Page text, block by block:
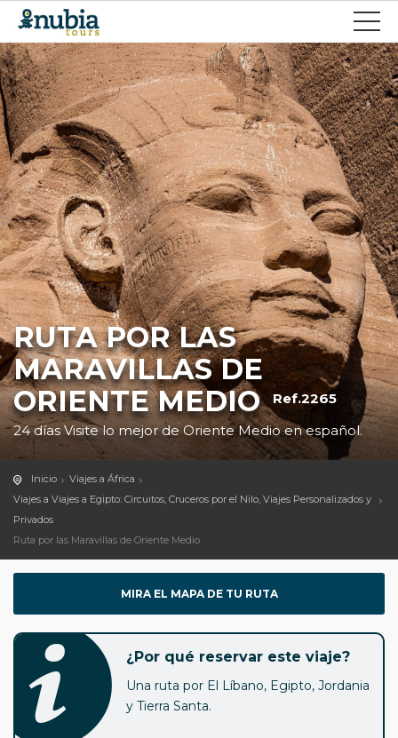
RUTA POR LAS
MARAVILLAS DE
ORIENTE MEDIO
Ref.2265
24 días Visite lo mejor de Oriente Medio en español.
Inicio
Viajes a África
Viajes a Viajes a Egipto: Circuitos, Cruceros por el Nilo, Viajes Personalizados y
Privados
Ruta por las Maravillas de Oriente Medio
MIRA EL MAPA DE TU RUTA
¿Por qué reservar este viaje?
Una ruta por El Líbano, Egipto, Jordania
y Tierra Santa.